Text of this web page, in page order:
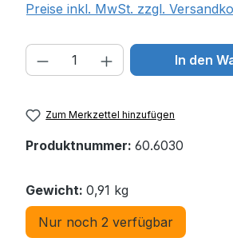
Preise inkl. MwSt. zzgl.
Produkt Anzahl: GibIn den
Zum Merkzettel hinzufügen
Produktnummer: 60.6030
Gewicht: 0,91 kg
Nur noch 2 verfügbar